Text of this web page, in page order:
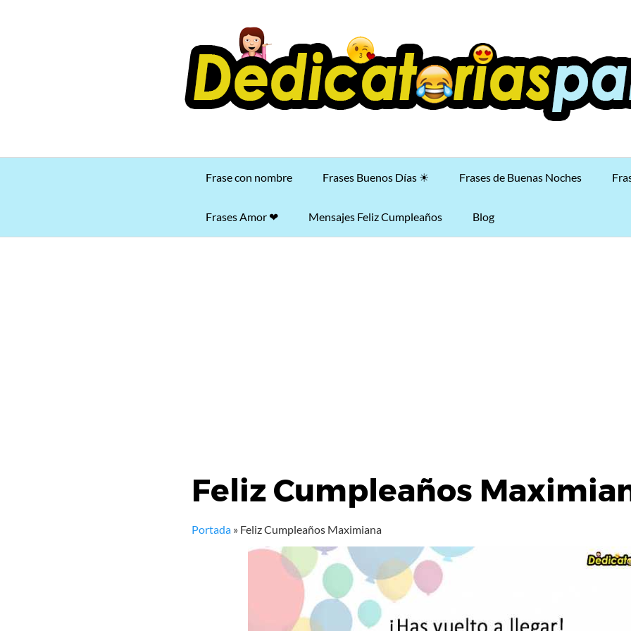
Frase con nombre Frases Buenos Días ☀ Frases de Buenas Noches
Frases Amor ❤ Mensajes Feliz Cumpleaños Blog
Feliz Cumpleaños
Portada » Feliz Cumpleaños Maximiana